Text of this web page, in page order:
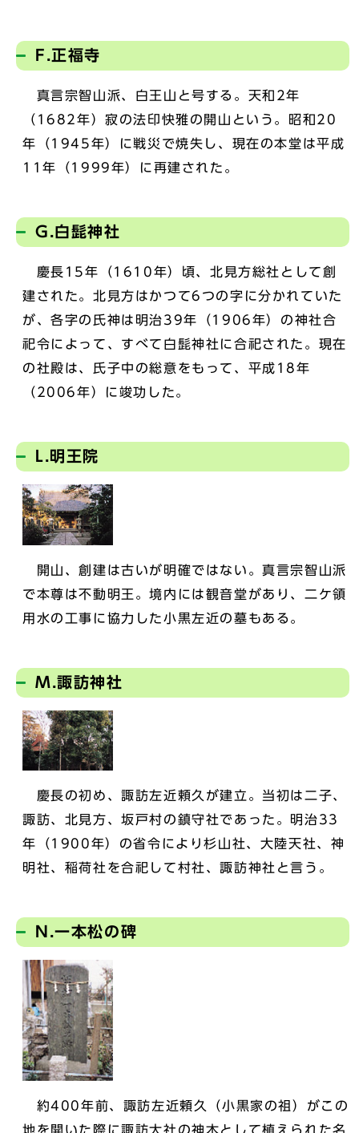
F.正福寺
真言宗智山派、白王山と号する。天和2年
（1682年）寂の法印快雅の開山という。昭和20
年（1945年）に戦災で焼失し、現在の本堂は平成
11年（1999年）に再建された。
G.白髭神社
慶長15年（1610年）頃、北見方総社として創
建された。北見方はかつて6つの字に分かれていた
が、各字の氏神は明治39年（1906年）の神社合
祀令によって、すべて白髭神社に合祀された。現在
の社殿は、氏子中の総意をもって、平成18年
（2006年）に竣功した。
L.明王院
開山、創建は古いが明確ではない。真言宗智山派
で本尊は不動明王。境内には観音堂があり、二ケ領
用水の工事に協力した小黒左近の墓もある。
M.諏訪神社
慶長の初め、諏訪左近頼久が建立。当初は二子、
諏訪、北見方、坂戸村の鎮守社であった。明治33
年（1900年）の省令により杉山社、大陸天社、神
明社、稲荷社を合祀して村社、諏訪神社と言う。
N.一本松の碑
約400年前、諏訪左近頼久（小黒家の祖）がこの
地を開いた際に諏訪大社の神木として植えられた名